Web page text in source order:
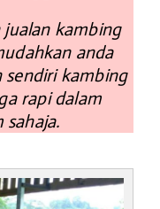
kambing
anda
sendiri kambing
rapi dalam
sahaja.